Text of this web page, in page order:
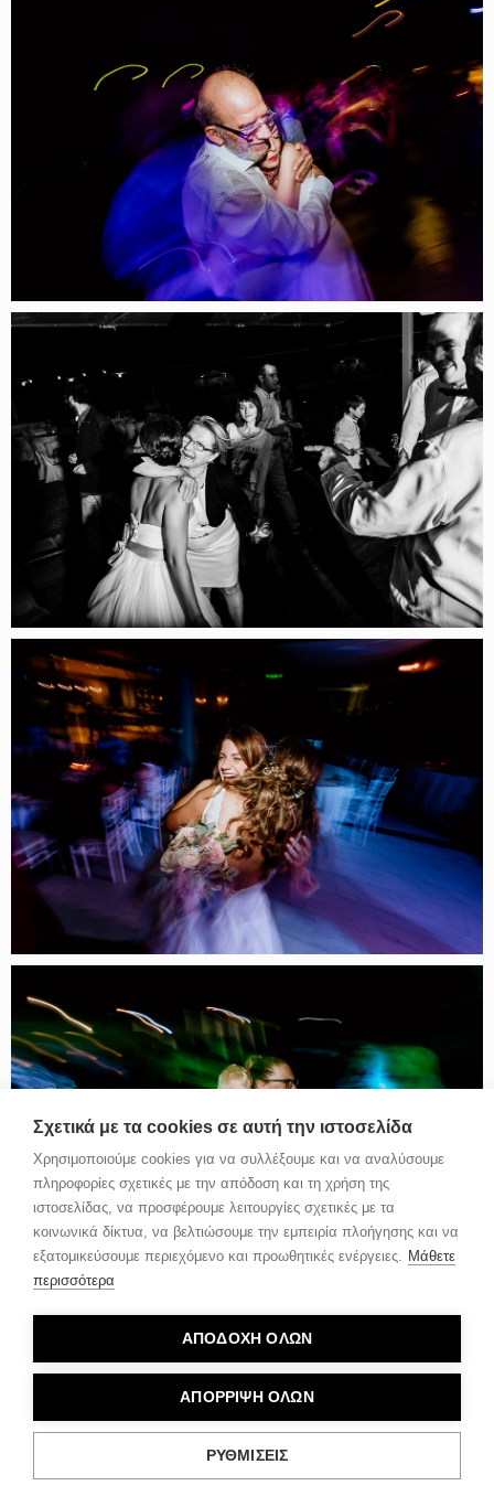
Σχετικά με τα cookies σε αυτή την ιστοσελίδα
Χρησιμοποιούμε cookies για να συλλέξουμε και να αναλύσουμε
πληροφορίες σχετικές με την απόδοση και τη χρήση της
ιστοσελίδας, να προσφέρουμε λειτουργίες σχετικές με τα
κοινωνικά δίκτυα, να βελτιώσουμε την εμπειρία πλοήγησης και να
εξατομικεύσουμε περιεχόμενο και προωθητικές ενέργειες. Μάθετε
περισσότερα
ΑΠΟΔΟΧΗ ΟΛΩΝ
ΑΠΟΡΡΙΨΗ ΟΛΩΝ
ΡΥΘΜΙΣΕΙΣ